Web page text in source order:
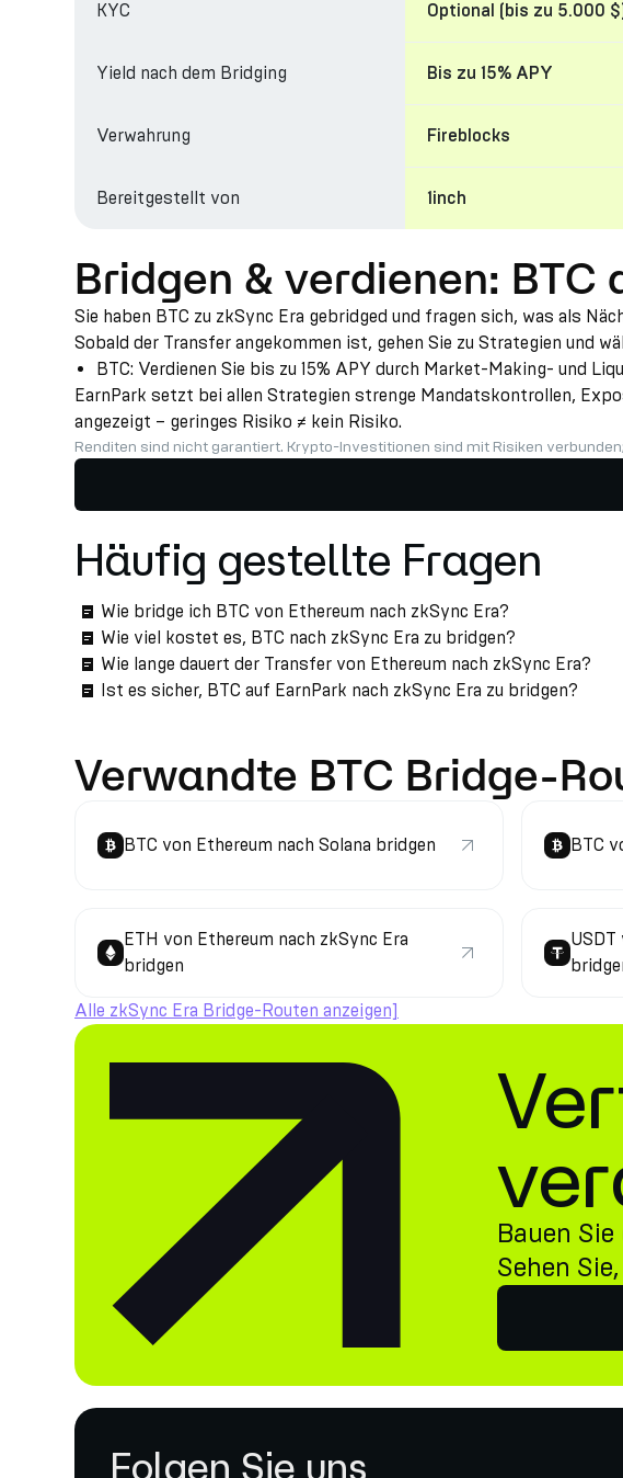
KYC Optional (bis zu 5.000
Yield nach dem Bridging Bis zu 15% APY
Verwahrung Fireblocks
Bereitgestellt von 1inch
Bridgen & verdienen: BTC
Sie haben BTC zu zkSync Era gebridged und fragen sich, was als
Sobald der Transfer angekommen ist, gehen Sie zu Strategien und
BTC: Verdienen Sie bis zu 15% APY durch Market-Making- und
EarnPark setzt bei allen Strategien strenge Mandatskontrollen,
angezeigt – geringes Risiko ≠ kein Risiko.
Renditen sind nicht garantiert. Krypto-Investitionen sind mit Risiken
Häufig gestellte Fragen
Wie bridge ich BTC von Ethereum nach zkSync Era?
Wie viel kostet es, BTC nach zkSync Era zu bridgen?
Wie lange dauert der Transfer von Ethereum nach zkSync Era?
Ist es sicher, BTC auf EarnPark nach zkSync Era zu bridgen?
Verwandte BTC Bridge-
BTC von Ethereum nach Solana bridgen BTC
ETH von Ethereum nach zkSync Era
bridgen
USDT
Alle zkSync Era Bridge-Routen anzeigen]
Bauen
Sehen
Folgen Sie uns